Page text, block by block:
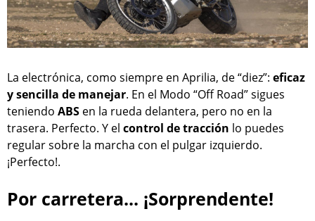
La electrónica, como siempre en Aprilia, de “diez”: eficaz
y sencilla de manejar. En el Modo “Off Road” sigues
teniendo ABS en la rueda delantera, pero no en la
trasera. Perfecto. Y el control de tracción lo puedes
regular sobre la marcha con el pulgar izquierdo.
¡Perfecto!.
Por carretera... ¡Sorprendente!